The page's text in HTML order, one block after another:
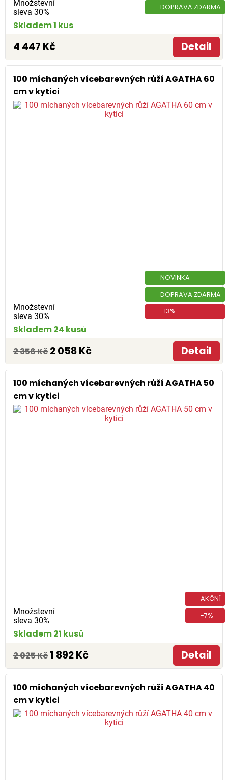
Množstevní
sleva 30%
DOPRAVA ZDARMA
Skladem 1 kus
4 447 Kč Detail
100 míchaných vícebarevných růží AGATHA 60
cm v kytici
Množstevní
sleva 30%
NOVINKA
DOPRAVA ZDARMA
-13%
Skladem 24 kusů
2 356 Kč 2 058 Kč Detail
100 míchaných vícebarevných růží AGATHA 50
cm v kytici
Množstevní
sleva 30%
AKČNÍ
-7%
Skladem 21 kusů
2 025 Kč 1 892 Kč Detail
100 míchaných vícebarevných růží AGATHA 40
cm v kytici